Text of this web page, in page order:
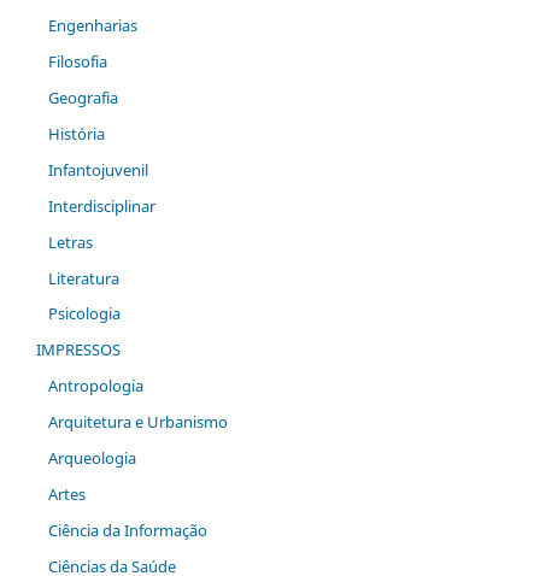
Engenharias
Filosofia
Geografia
História
Infantojuvenil
Interdisciplinar
Letras
Literatura
Psicologia
IMPRESSOS
Antropologia
Arquitetura e Urbanismo
Arqueologia
Artes
Ciência da Informação
Ciências da Saúde